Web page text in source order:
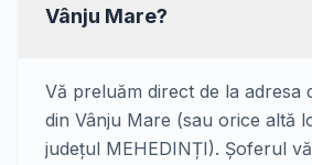
Vânju Mare?
Vă preluăm direct de la adresa
din Vânju Mare (sau orice altă
județul MEHEDINȚI). Șoferul